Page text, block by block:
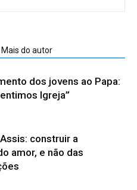
Mais do autor
dos jovens ao Papa:
Igreja”
construir a
amor, e não das